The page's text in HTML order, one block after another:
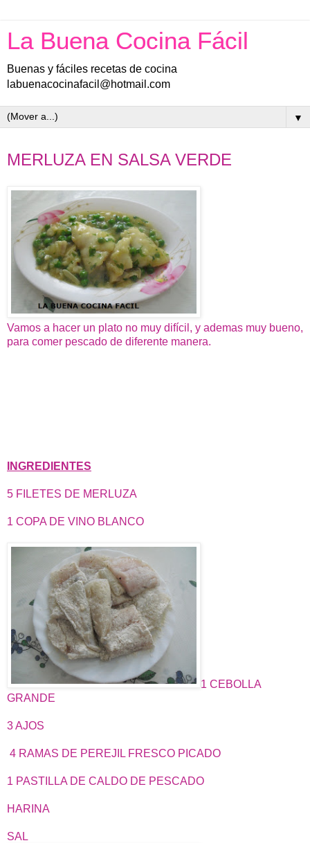
La Buena Cocina Fácil
Buenas y fáciles recetas de cocina
labuenacocinafacil@hotmail.com
▼
MERLUZA EN SALSA VERDE
Vamos a hacer un plato no muy difícil, y ademas muy bueno,
para comer pescado de diferente manera.
INGREDIENTES
5 FILETES DE MERLUZA
1 COPA DE VINO BLANCO
1 CEBOLLA
GRANDE
3 AJOS
4 RAMAS DE PEREJIL FRESCO PICADO
1 PASTILLA DE CALDO DE PESCADO
HARINA
SAL